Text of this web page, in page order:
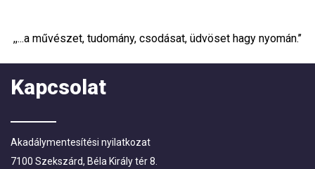
,,...a művészet, tudomány, csodásat, üdvöset hagy nyomán.’’
Kapcsolat
Akadálymentesítési nyilatkozat
7100 Szekszárd, Béla Király tér 8.